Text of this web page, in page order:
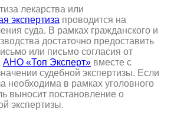
лекарства или
экспертиза проводится на
суда. В рамках гражданского и
достаточно предоставить
или письмо согласия от
АНО «Топ Эксперт» вместе с
судебной экспертизы. Если
необходима в рамках уголовного
выносит постановление о
экспертизы.